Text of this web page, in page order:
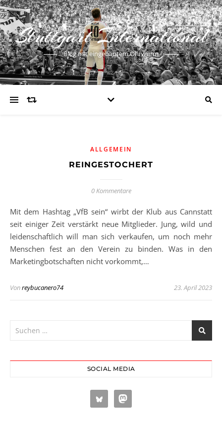
Stuttgart International
Blog mit eingebautem Ohrwurm
ALLGEMEIN
REINGESTOCHERT
0 Kommentare
Mit dem Hashtag „VfB sein“ wirbt der Klub aus Cannstatt
seit einiger Zeit verstärkt neue Mitglieder. Jung, wild und
leidenschaftlich will man sich verkaufen, um noch mehr
Menschen fest an den Verein zu binden. Was in den
Marketingbotschaften nicht vorkommt,…
Vonreybucanero74 23. April 2023
SOCIAL MEDIA